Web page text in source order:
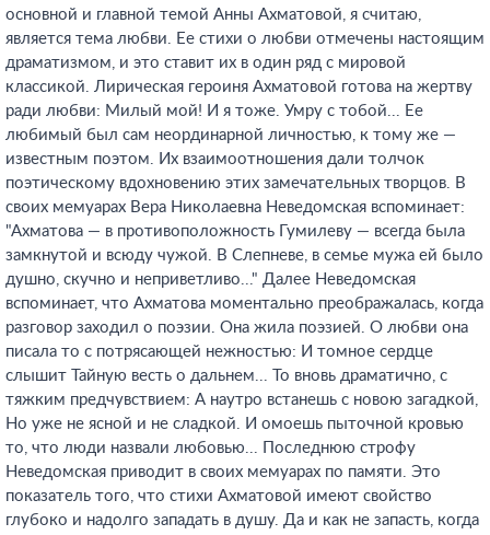
основной и главной темой Анны Ахматовой, я считаю,
является тема любви. Ее стихи о любви отмечены настоящим
драматизмом, и это ставит их в один ряд с мировой
классикой. Лирическая героиня Ахматовой готова на жертву
ради любви: Милый мой! И я тоже. Умру с тобой... Ее
любимый был сам неординарной личностью, к тому же —
известным поэтом. Их взаимоотношения дали толчок
поэтическому вдохновению этих замечательных творцов. В
своих мемуарах Вера Николаевна Неведомская вспоминает:
"Ахматова — в противоположность Гумилеву — всегда была
замкнутой и всюду чужой. В Слепневе, в семье мужа ей было
душно, скучно и неприветливо..." Далее Неведомская
вспоминает, что Ахматова моментально преображалась, когда
разговор заходил о поэзии. Она жила поэзией. О любви она
писала то с потрясающей нежностью: И томное сердце
слышит Тайную весть о дальнем... То вновь драматично, с
тяжким предчувствием: А наутро встанешь с новою загадкой,
Но уже не ясной и не сладкой. И омоешь пыточной кровью
то, что люди назвали любовью... Последнюю строфу
Неведомская приводит в своих мемуарах по памяти. Это
показатель того, что стихи Ахматовой имеют свойство
глубоко и надолго западать в душу. Да и как не запасть, когда